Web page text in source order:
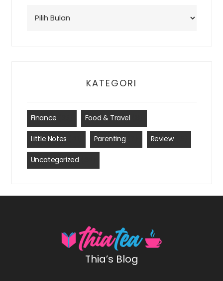
KATEGORI
Finance Food & Travel
Little Notes Parenting Review(15)
Uncategorized
Thia’s Blog